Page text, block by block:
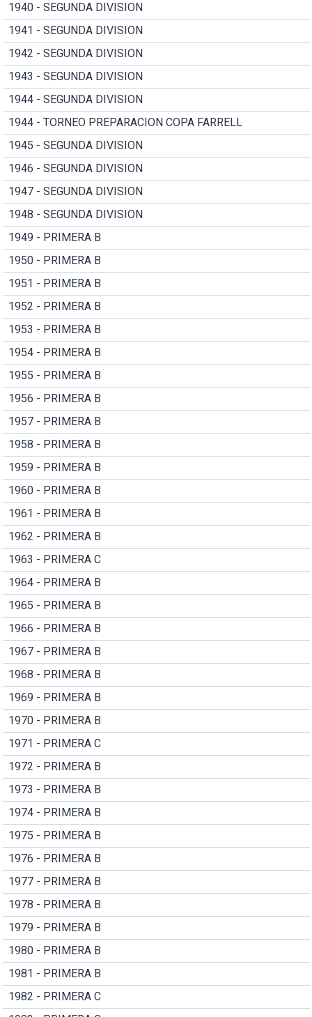
1940 - SEGUNDA DIVISION
1941 - SEGUNDA DIVISION
1942 - SEGUNDA DIVISION
1943 - SEGUNDA DIVISION
1944 - SEGUNDA DIVISION
1944 - TORNEO PREPARACION COPA FARRELL
1945 - SEGUNDA DIVISION
1946 - SEGUNDA DIVISION
1947 - SEGUNDA DIVISION
1948 - SEGUNDA DIVISION
1949 - PRIMERA B
1950 - PRIMERA B
1951 - PRIMERA B
1952 - PRIMERA B
1953 - PRIMERA B
1954 - PRIMERA B
1955 - PRIMERA B
1956 - PRIMERA B
1957 - PRIMERA B
1958 - PRIMERA B
1959 - PRIMERA B
1960 - PRIMERA B
1961 - PRIMERA B
1962 - PRIMERA B
1963 - PRIMERA C
1964 - PRIMERA B
1965 - PRIMERA B
1966 - PRIMERA B
1967 - PRIMERA B
1968 - PRIMERA B
1969 - PRIMERA B
1970 - PRIMERA B
1971 - PRIMERA C
1972 - PRIMERA B
1973 - PRIMERA B
1974 - PRIMERA B
1975 - PRIMERA B
1976 - PRIMERA B
1977 - PRIMERA B
1978 - PRIMERA B
1979 - PRIMERA B
1980 - PRIMERA B
1981 - PRIMERA B
1982 - PRIMERA C